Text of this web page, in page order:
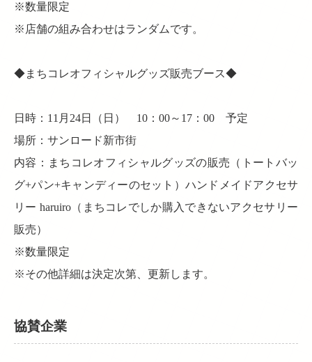
※数量限定
※店舗の組み合わせはランダムです。
◆まちコレオフィシャルグッズ販売ブース◆
日時：11月24日（日） 10：00～17：00 予定
場所：サンロード新市街
内容：まちコレオフィシャルグッズの販売（トートバッ
グ+パン+キャンディーのセット）ハンドメイドアクセサ
リー haruiro（まちコレでしか購入できないアクセサリー
販売）
※数量限定
※その他詳細は決定次第、更新します。
協賛企業